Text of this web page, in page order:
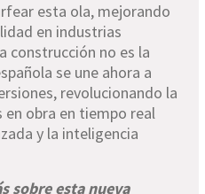
esta ola, mejorando
en industrias
construcción no es la
se une ahora a
revolucionando la
obra en tiempo real
y la inteligencia
sobre esta nueva